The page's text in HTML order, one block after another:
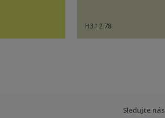
H3.12.78
Sledujte nás